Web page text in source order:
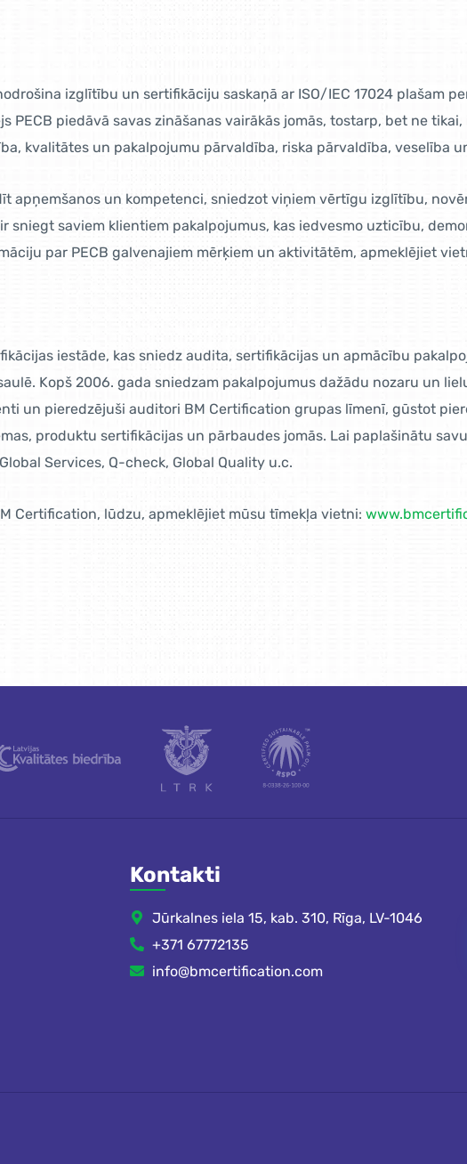
izglītību un sertifikāciju saskaņā ar ISO/IEC 17024 plašam
PECB piedāvā savas zināšanas vairākās jomās, tostarp, bet ne
kvalitātes un pakalpojumu pārvaldība, riska pārvaldība, veselība
apņemšanos un kompetenci, sniedzot viņiem vērtīgu izglītību,
sniegt saviem klientiem pakalpojumus, kas iedvesmo uzticību,
par PECB galvenajiem mērķiem un aktivitātēm, apmeklējiet
iestāde, kas sniedz audita, sertifikācijas un apmācību
Kopš 2006. gada sniedzam pakalpojumus dažādu nozaru un
un pieredzējuši auditori BM Certification grupas līmenī, gūstot
produktu sertifikācijas un pārbaudes jomās. Lai paplašinātu
Services, Q-check, Global Quality u.c.
Certification, lūdzu, apmeklējiet mūsu tīmekļa vietni:
Kontakti
Jūrkalnes iela 15, kab. 310, Rīga, LV-1046
+371 67772135
info@bmcertification.com